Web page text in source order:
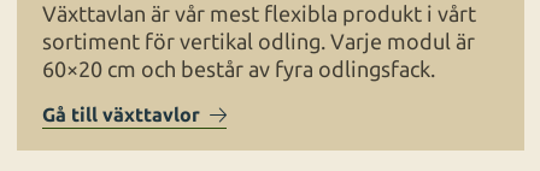
Växttavlan är vår mest flexibla produkt i vårt
sortiment för vertikal odling. Varje modul är
60×20 cm och består av fyra odlingsfack.
Gå till växttavlor